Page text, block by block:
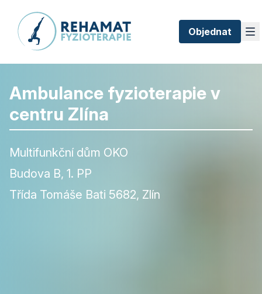
Objednat
Ambulance fyzioterapie v
centru Zlína
Multifunkční dům OKO
Budova B, 1. PP
Třída Tomáše Bati 5682, Zlín